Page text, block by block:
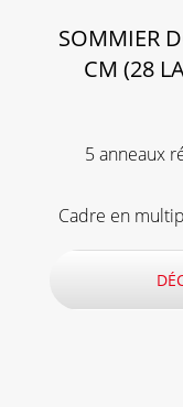
SOMMIER
CM (28
5 anneaux
Cadre en